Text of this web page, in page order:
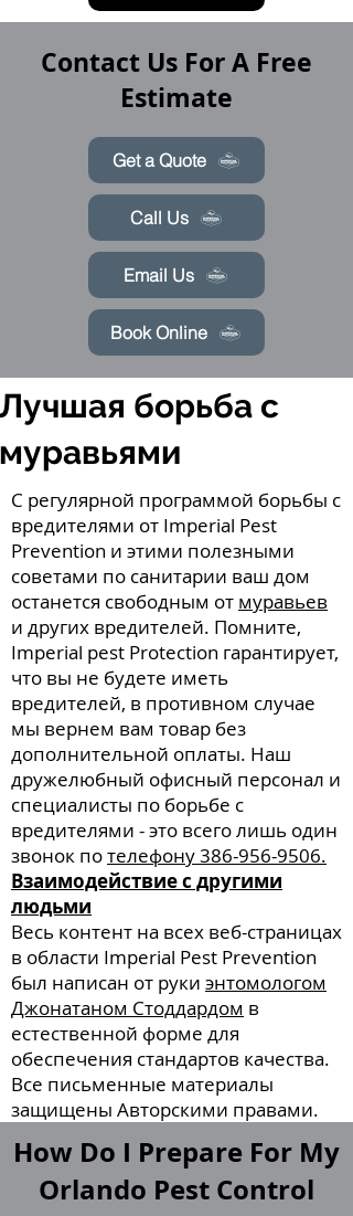
Contact Us For A Free
Estimate
Get a Quote
Call Us
Email Us
Book Online
Лучшая борьба с
муравьями
С регулярной программой борьбы с
вредителями от Imperial Pest
Prevention и этими полезными
советами по санитарии ваш дом
останется свободным от муравьев
и других вредителей. Помните,
Imperial pest Protection гарантирует,
что вы не будете иметь
вредителей, в противном случае
мы вернем вам товар без
дополнительной оплаты. Наш
дружелюбный офисный персонал и
специалисты по борьбе с
вредителями - это всего лишь один
звонок потелефону 386-956-9506.
Взаимодействие с другими
людьми
Весь контент на всех веб-страницах
в области Imperial Pest Prevention
был написан от руки энтомологом
Джонатаном Стоддардом в
естественной форме для
обеспечения стандартов качества.
Все письменные материалы
защищены Авторскими правами.
How Do I Prepare For My
Orlando Pest Control